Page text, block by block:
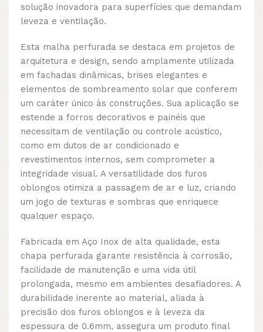
solução inovadora para superfícies que demandam
leveza e ventilação.
Esta malha perfurada se destaca em projetos de
arquitetura e design, sendo amplamente utilizada
em fachadas dinâmicas, brises elegantes e
elementos de sombreamento solar que conferem
um caráter único às construções. Sua aplicação se
estende a forros decorativos e painéis que
necessitam de ventilação ou controle acústico,
como em dutos de ar condicionado e
revestimentos internos, sem comprometer a
integridade visual. A versatilidade dos furos
oblongos otimiza a passagem de ar e luz, criando
um jogo de texturas e sombras que enriquece
qualquer espaço.
Fabricada em Aço Inox de alta qualidade, esta
chapa perfurada garante resistência à corrosão,
facilidade de manutenção e uma vida útil
prolongada, mesmo em ambientes desafiadores. A
durabilidade inerente ao material, aliada à
precisão dos furos oblongos e à leveza da
espessura de 0.6mm, assegura um produto final